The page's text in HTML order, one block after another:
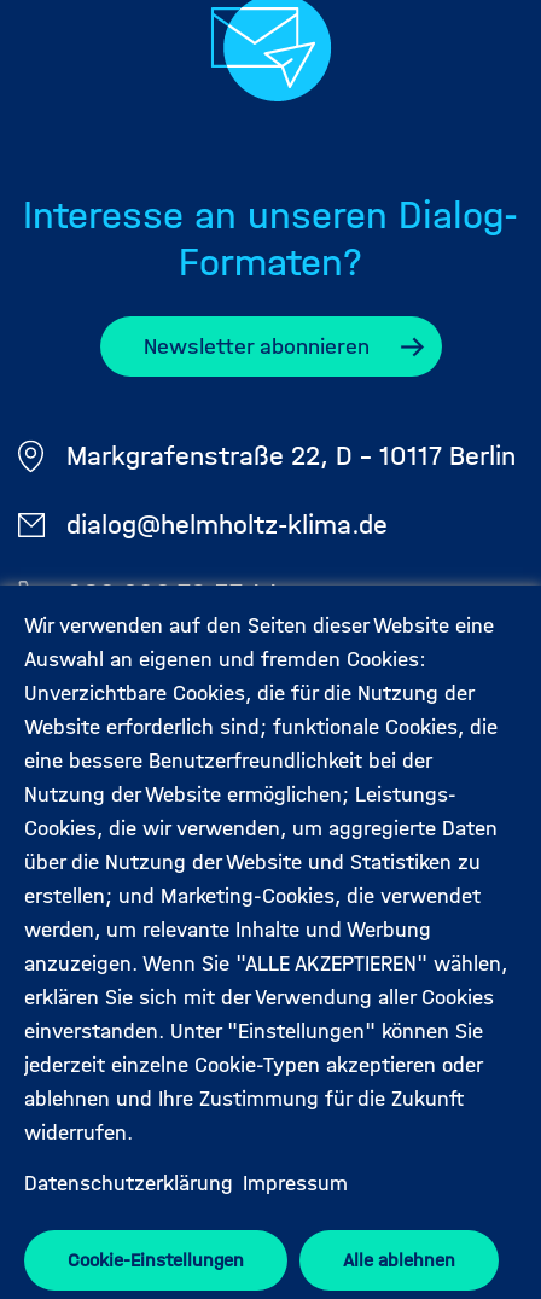
Wir verwenden auf den Seiten dieser Website eine
Auswahl an eigenen und fremden Cookies:
Unverzichtbare Cookies, die für die Nutzung der
Website erforderlich sind; funktionale Cookies, die
eine bessere Benutzerfreundlichkeit bei der
Nutzung der Website ermöglichen; Leistungs-
Cookies, die wir verwenden, um aggregierte Daten
über die Nutzung der Website und Statistiken zu
erstellen; und Marketing-Cookies, die verwendet
werden, um relevante Inhalte und Werbung
anzuzeigen. Wenn Sie "ALLE AKZEPTIEREN" wählen,
erklären Sie sich mit der Verwendung aller Cookies
einverstanden. Unter "Einstellungen" können Sie
jederzeit einzelne Cookie-Typen akzeptieren oder
ablehnen und Ihre Zustimmung für die Zukunft
widerrufen.
Datenschutzerklärung Impressum
Cookie-Einstellungen Alle ablehnen
Interesse an unseren Dialog-
Formaten?
Newsletter abonnieren
Markgrafenstraße 22, D - 10117 Berlin
dialog@helmholtz-klima.de
030 206 79 57 44
Footermenü
(Hauptseite)
Aktuelles Kontakt
Veranstaltungen Datenschutz
Expert:innen Impressum
Folgen Sie uns: